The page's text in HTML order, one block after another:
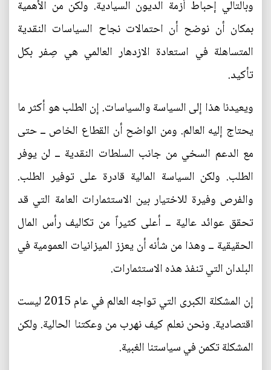
وبالتالي إحباط أزمة الديون السيادية. ولكن من الأهمية
بمكان أن نوضح أن احتمالات نجاح السياسات النقدية
المتساهلة في استعادة الازدهار العالمي هي صِفر بكل
تأكيد.
ويعيدنا هذا إلى السياسة والسياسات. إن الطلب هو أكثر ما
يحتاج إليه العالم. ومن الواضح أن القطاع الخاص ــ حتى
مع الدعم السخي من جانب السلطات النقدية ــ لن يوفر
الطلب. ولكن السياسة المالية قادرة على توفير الطلب.
والفرص وفيرة للاختيار بين الاستثمارات العامة التي قد
تحقق عوائد عالية ــ أعلى كثيراً من تكاليف رأس المال
الحقيقية ــ وهذا من شأنه أن يعزز الميزانيات العمومية في
البلدان التي تنفذ هذه الاستثمارات.
إن المشكلة الكبرى التي تواجه العالم في عام 2015 ليست
اقتصادية. ونحن نعلم كيف نهرب من وعكتنا الحالية. ولكن
المشكلة تكمن في سياستنا الغبية.